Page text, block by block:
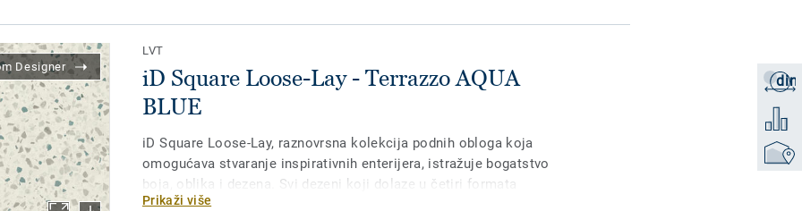
din
Zatraži
Dodati
Designer
LVT
iD Square Loose-Lay - Terrazzo AQUA
BLUE
iD Square Loose-Lay, raznovrsna kolekcija podnih obloga koja
omogućava stvaranje inspirativnih enterijera, istražuje bogatstvo
boja, oblika i dezena. Svi dezeni koji dolaze u četiri formata
mogu se kombinovati kako bi se stvorili dinamični i fleksibilni
Prikaži više